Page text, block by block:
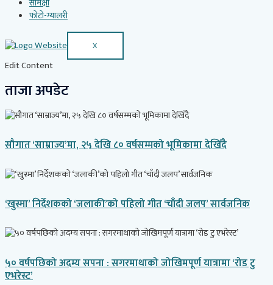
समिक्षा
फोटो-ग्यालरी
X
Edit Content
ताजा अपडेट
सौगात ‘साम्राज्य’मा, २५ देखि ८० वर्षसम्मको भूमिकामा देखिँदै
‘खुस्मा’ निर्देशकको ‘जलाकी’को पहिलो गीत ‘चाँदी जलप’ सार्वजनिक
५० वर्षपछिको अदम्य सपना : सगरमाथाको जोखिमपूर्ण यात्रामा ‘रोड टु
एभरेस्ट’